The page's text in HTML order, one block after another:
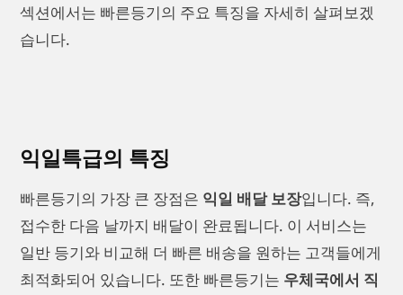
섹션에서는 빠른등기의 주요 특징을 자세히 살펴보겠
습니다.
익일특급의 특징
빠른등기의 가장 큰 장점은 익일 배달 보장입니다. 즉,
접수한 다음 날까지 배달이 완료됩니다. 이 서비스는
일반 등기와 비교해 더 빠른 배송을 원하는 고객들에게
최적화되어 있습니다. 또한 빠른등기는 우체국에서 직